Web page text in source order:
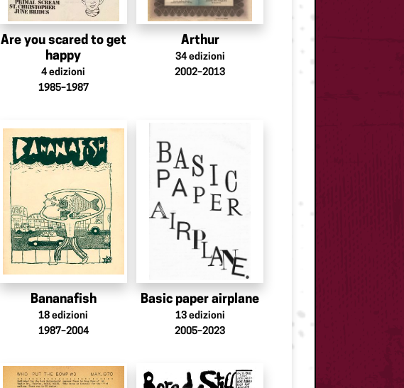
Are you scared to get
happy
4 edizioni
1985–1987
Arthur
34 edizioni
2002–2013
Bananafish
18 edizioni
1987–2004
Basic paper airplane
13 edizioni
2005–2023